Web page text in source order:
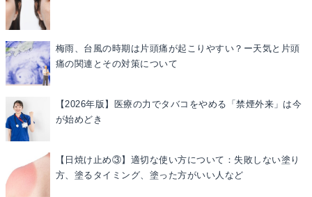
梅雨、台風の時期は片頭痛が起こりやすい？ー天気と片頭
痛の関連とその対策について
【2026年版】医療の力でタバコをやめる「禁煙外来」は今
が始めどき
【日焼け止め③】適切な使い方について：失敗しない塗り
方、塗るタイミング、塗った方がいい人など